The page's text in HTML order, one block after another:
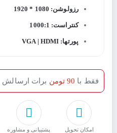
رزولوشن: 1080 * 1920
کنتراست: 1000:1
پورتها: VGA | HDMI
امکان تحویل
پشتیبانی و مشاوره
فقط با 90 تومن برات ارسالش